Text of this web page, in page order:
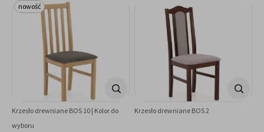
Krzesło drewniane BOS 10 | Kolor do
wyboru
nowość
Krzesło drewniane BOS 2